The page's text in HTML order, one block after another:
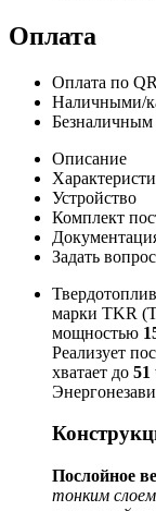
Оплата
Оплата по
Наличными/
Безналичным
Описание
Устройство
Комплект
Задать вопрос
марки TKR
мощностью
Реализует
хватает до 51
Послойное
тонким